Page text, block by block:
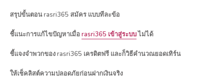
สรุปขั้นตอน rasri365 สมัคร แบบทีละข้อ
ชี้แนะการแก้ไขปัญหาเมื่อrasri365 เข้าสู่ระบบไม่ได้
ชี้แจงจำพวกของ rasri365 เครดิตฟรี และก็วิธีคำนวณยอดเทิร์น
ให้เช็คลิสต์ความปลอดภัยก่อนฝากเงินจริง